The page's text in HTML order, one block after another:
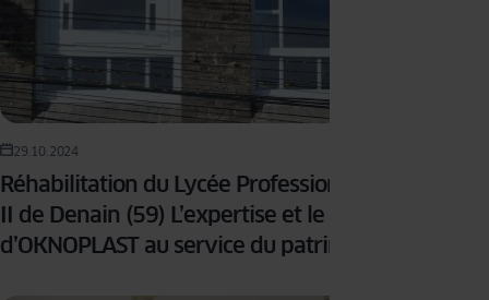
29.10.2024
Réhabilitation du Lycée Professionnel Jean-Paul
II de Denain (59) L’expertise et le savoir-faire
d’OKNOPLAST au service du patrimoine